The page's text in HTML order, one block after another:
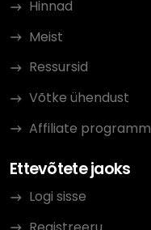
Hinnad
Meist
Ressursid
Võtke ühendust
Affiliate programm
Ettevõtete jaoks
Logi sisse